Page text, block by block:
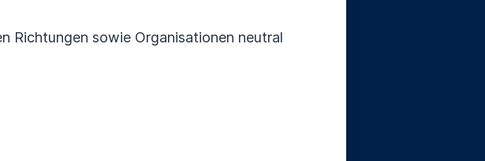
Richtungen sowie Organisationen neutral